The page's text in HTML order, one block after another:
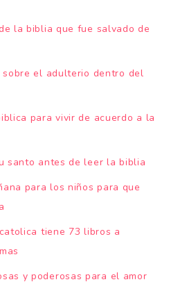
la biblia que fue salvado de
el adulterio dentro del
para vivir de acuerdo a la
santo antes de leer la biblia
para los niños para que
tiene 73 libros a
y poderosas para el amor